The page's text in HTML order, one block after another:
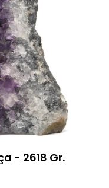
- 2618 Gr.